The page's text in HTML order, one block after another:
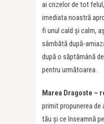
ai crizelor de tot
imediata noastră
fi unul cald şi calm,
sâmbătă după-
după o săptămână
pentru următoarea.
Marea Dragoste –
primit propunerea de
tău și ce înseamnă